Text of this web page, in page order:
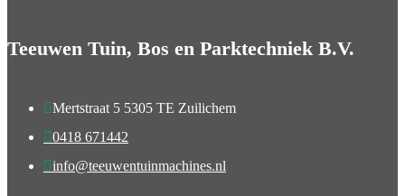
Teeuwen Tuin, Bos en Parktechniek B.V.
Mertstraat 5 5305 TE Zuilichem
0418 671442
info@teeuwentuinmachines.nl